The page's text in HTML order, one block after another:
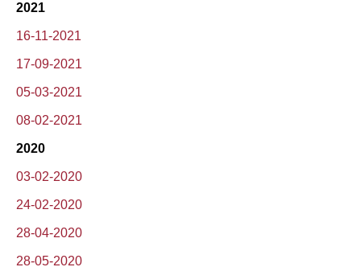
2021
16-11-2021
17-09-2021
05-03-2021
08-02-2021
2020
03-02-2020
24-02-2020
28-04-2020
28-05-2020